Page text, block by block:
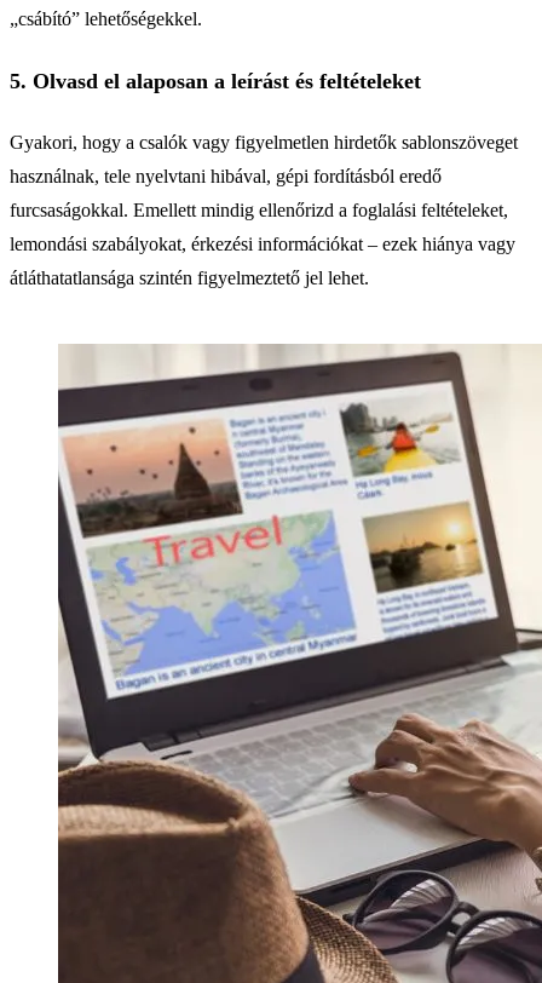
„csábító” lehetőségekkel.
5. Olvasd el alaposan a leírást és feltételeket
Gyakori, hogy a csalók vagy figyelmetlen hirdetők sablonszöveget
használnak, tele nyelvtani hibával, gépi fordításból eredő
furcsaságokkal. Emellett mindig ellenőrizd a foglalási feltételeket,
lemondási szabályokat, érkezési információkat – ezek hiánya vagy
átláthatatlansága szintén figyelmeztető jel lehet.